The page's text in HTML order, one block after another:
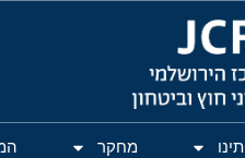
חוץ וביטחון
מחקר